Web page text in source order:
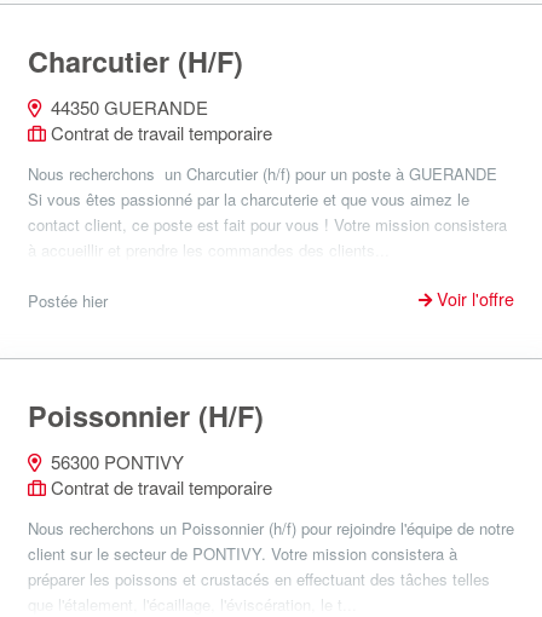
Charcutier (H/F)
44350 GUERANDE
Contrat de travail temporaire
Nous recherchons un Charcutier (h/f) pour un poste à GUERANDE
Si vous êtes passionné par la charcuterie et que vous aimez le
contact client, ce poste est fait pour vous ! Votre mission consistera
à accueillir et prendre les commandes des clients...
Postée hier Voir l'offre
Poissonnier (H/F)
56300 PONTIVY
Contrat de travail temporaire
Nous recherchons un Poissonnier (h/f) pour rejoindre l'équipe de notre
client sur le secteur de PONTIVY. Votre mission consistera à
préparer les poissons et crustacés en effectuant des tâches telles
que l'étalement, l'écaillage, l'éviscération, le t...